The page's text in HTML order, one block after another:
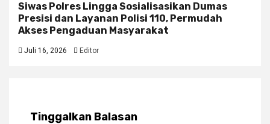
Siwas Polres Lingga Sosialisasikan Dumas
Presisi dan Layanan Polisi 110, Permudah
Akses Pengaduan Masyarakat
Juli 16, 2026 Editor
Tinggalkan Balasan